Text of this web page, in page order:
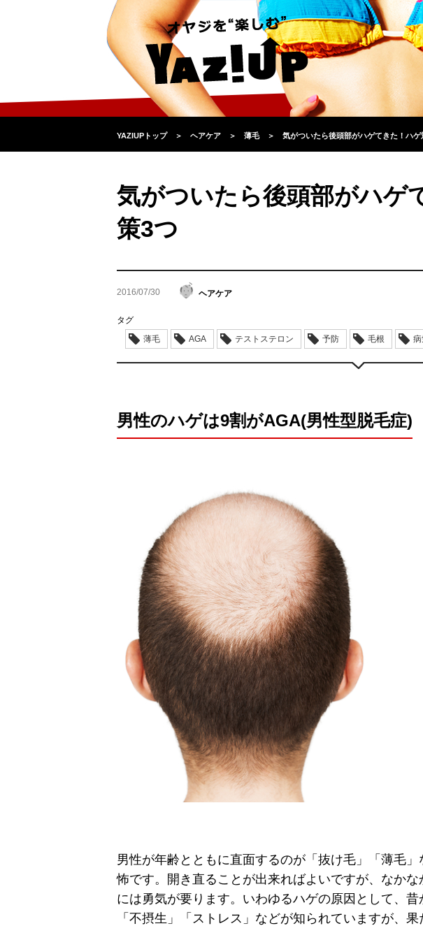
YAZIUPトップ ＞ ヘアケア ＞ 薄毛 ＞ 気がついたら後頭部がハゲてきた！ハゲ
気がついたら後頭部がハゲ
策3つ
2016/07/30 ヘアケア
タグ
薄毛
AGA テストステロン 予防 毛根
男性のハゲは9割がAGA(男性型脱毛症)
男性が年齢とともに直面するのが「抜け毛」「薄毛
怖です。開き直ることが出来ればよいですが、なか
には勇気が要ります。いわゆるハゲの原因として、昔
「不摂生」「ストレス」などが知られていますが、